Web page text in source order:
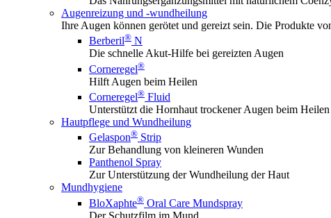
Augenreizung und -wundheilung
Ihre Augen können gerötet und gereizt sein. Die Produkte
Berberil® N
Die schnelle Akut-Hilfe bei gereizten Augen
Corneregel®
Hilft Augen beim Heilen
Corneregel® Fluid
Unterstützt die Hornhaut trockener Augen beim Heilen
Hautpflege und Wundheilung
Gelaspon® Strip
Zur Behandlung von kleineren Wunden
Panthenol Spray
Zur Unterstützung der Wundheilung der Haut
Mundhygiene
BloXaphte® Oral Care Mundspray
Der Schutzfilm im Mund